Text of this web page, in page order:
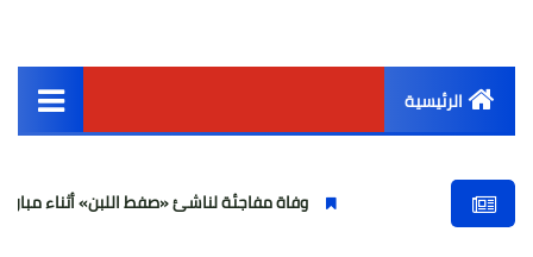
الرئيسية
أخبار مصر
وفاة مفاجئة لناشئ «صفط اللبن» أثناء مباراة في الجيزة